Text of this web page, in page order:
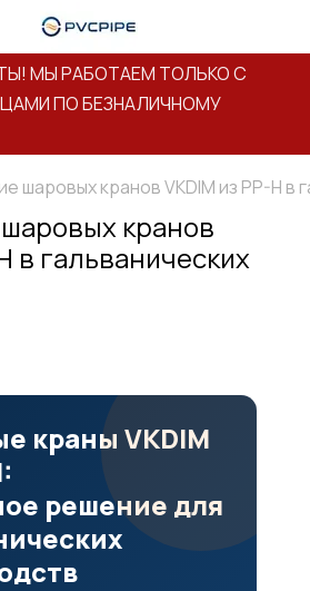
МЫ РАБОТАЕМ ТОЛЬКО С
ПО БЕЗНАЛИЧНОМУ
шаровых кранов VKDIM из PP-H в
кранов
в гальванических
краны VKDIM
решение для